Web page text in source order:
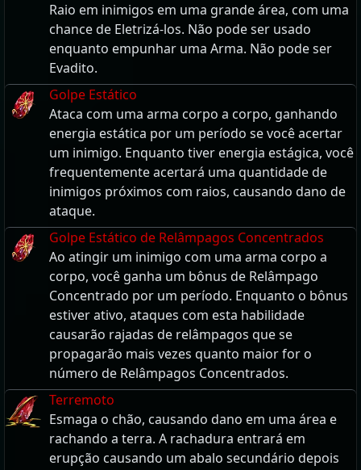
Raio em inimigos em uma grande área, com uma
chance de Eletrizá-los. Não pode ser usado
enquanto empunhar uma Arma. Não pode ser
Evadito.
Golpe Estático
Ataca com uma arma corpo a corpo, ganhando
energia estática por um período se você acertar
um inimigo. Enquanto tiver energia estágica, você
frequentemente acertará uma quantidade de
inimigos próximos com raios, causando dano de
ataque.
Golpe Estático de Relâmpagos Concentrados
Ao atingir um inimigo com uma arma corpo a
corpo, você ganha um bônus de Relâmpago
Concentrado por um período. Enquanto o bônus
estiver ativo, ataques com esta habilidade
causarão rajadas de relâmpagos que se
propagarão mais vezes quanto maior for o
número de Relâmpagos Concentrados.
Terremoto
Esmaga o chão, causando dano em uma área e
rachando a terra. A rachadura entrará em
erupção causando um abalo secundário depois